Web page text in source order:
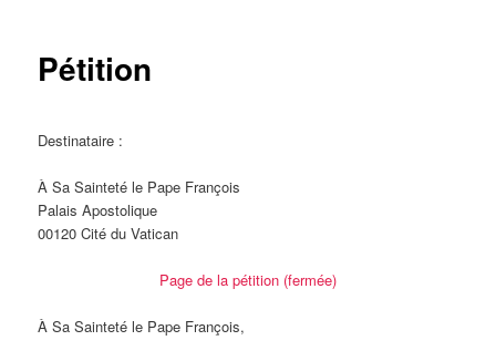
Pétition
Destinataire :
À Sa Sainteté le Pape François
Palais Apostolique
00120 Cité du Vatican
Page de la pétition (fermée)
À Sa Sainteté le Pape François,